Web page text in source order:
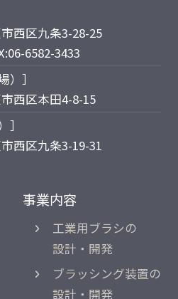
西区九条3-28-25
6582-3433
）］
西区本田4-8-15
西区九条3-19-31
事業内容
工業用ブラシの
設計・開発
ブラッシング装置の
設計・開発